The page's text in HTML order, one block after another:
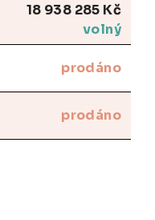
18 938 285 Kč
volný
prodáno
prodáno